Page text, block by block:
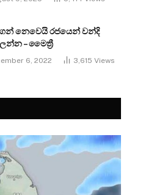
නෙවෙයි රජයෙන් වන්දි
– මෛත්‍රී
6, 2022 3,615 Views